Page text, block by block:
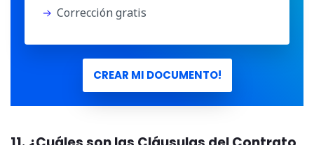
Corrección gratis
CREAR MI DOCUMENTO!